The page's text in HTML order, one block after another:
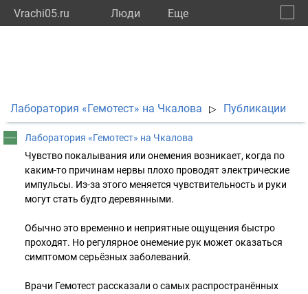
Vrachi05.ru Люди Eще
Лаборатория «Гемотест» на Чкалова ▷ Публикации
Лаборатория «Гемотест» на Чкалова
Чувство покалывания или онемения возникает, когда по
каким-то причинам нервы плохо проводят электрические
импульсы. Из-за этого меняется чувствительность и руки
могут стать будто деревянными.
Обычно это временно и неприятные ощущения быстро
проходят. Но регулярное онемение рук может оказаться
симптомом серьёзных заболеваний.
Врачи Гемотест рассказали о самых распространённых